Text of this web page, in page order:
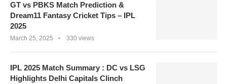
GT vs PBKS Match Prediction &
Dream11 Fantasy Cricket Tips – IPL
2025
March 25, 2025 330 views
IPL 2025 Match Summary : DC vs LSG
Highlights Delhi Capitals Clinch